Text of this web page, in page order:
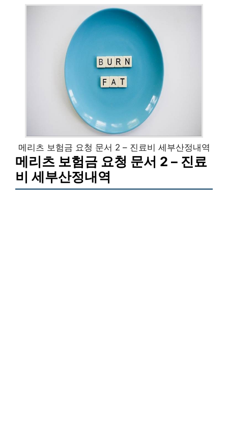
메리츠 보험금 요청 문서 2 – 진료비 세부산정내역
메리츠 보험금 요청 문서 2 – 진료
비 세부산정내역